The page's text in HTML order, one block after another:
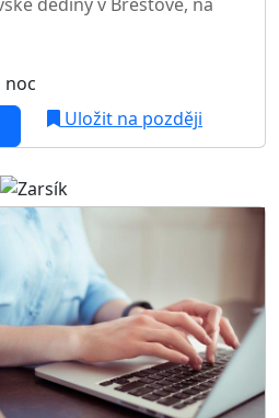
noc
Uložit na později